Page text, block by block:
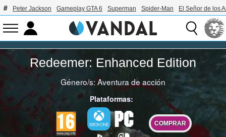
Peter Jackson Gameplay GTA 6 Superman Spider-Man El Señor de los
Redeemer: Enhanced Edition
Género/s:Aventura de acción
Plataformas:
COMPRAR